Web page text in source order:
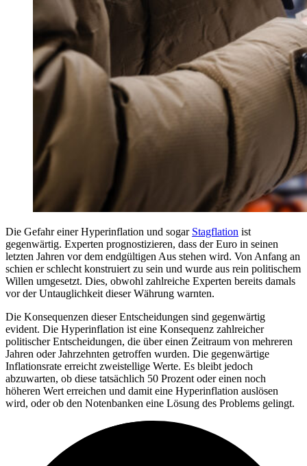
Die Gefahr einer Hyperinflation und sogar Stagflation ist
gegenwärtig. Experten prognostizieren, dass der Euro in seinen
letzten Jahren vor dem endgültigen Aus stehen wird. Von Anfang an
schien er schlecht konstruiert zu sein und wurde aus rein politischem
Willen umgesetzt. Dies, obwohl zahlreiche Experten bereits damals
vor der Untauglichkeit dieser Währung warnten.
Die Konsequenzen dieser Entscheidungen sind gegenwärtig
evident. Die Hyperinflation ist eine Konsequenz zahlreicher
politischer Entscheidungen, die über einen Zeitraum von mehreren
Jahren oder Jahrzehnten getroffen wurden. Die gegenwärtige
Inflationsrate erreicht zweistellige Werte. Es bleibt jedoch
abzuwarten, ob diese tatsächlich 50 Prozent oder einen noch
höheren Wert erreichen und damit eine Hyperinflation auslösen
wird, oder ob den Notenbanken eine Lösung des Problems gelingt.